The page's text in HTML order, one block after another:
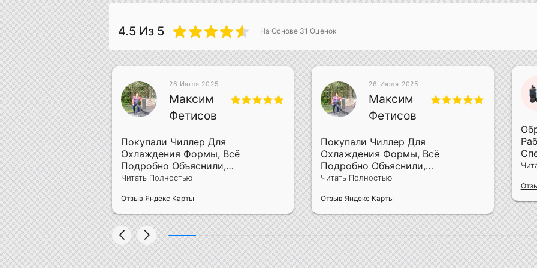
4.5 Из 5 На Основе 31 Оценок
Своего Дела
26 Июля 2025
Максим
Фетисов
Покупали Чиллер Для
Охлаждения Формы, Всё
Подробно Объяснили,
Смонтировали За Два Дня
Читать Полностью
Отзыв Яндекс Карты
26 Июля 2025
Максим
Фетисов
Покупали Чиллер Для
Охлаждения Формы, Всё
Подробно Объяснили,
Смонтировали За Два Дня
Читать Полностью
Отзыв Яндекс Карты